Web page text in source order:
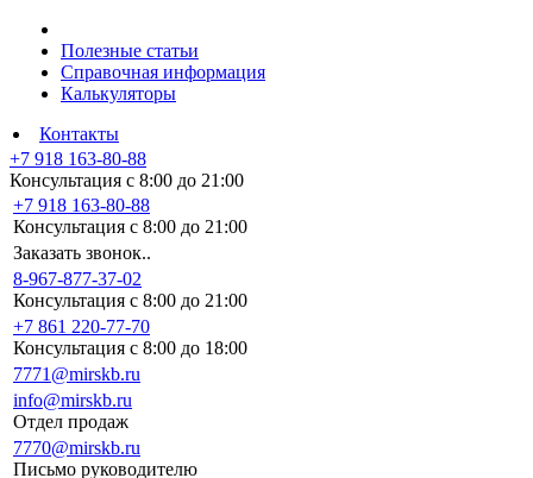
Полезные статьи
Справочная информация
Калькуляторы
Контакты
+7 918 163-80-88
Консультация с 8:00 до 21:00
+7 918 163-80-88
Консультация с 8:00 до 21:00
Заказать звонок..
8-967-877-37-02
Консультация с 8:00 до 21:00
+7 861 220-77-70
Консультация с 8:00 до 18:00
7771@mirskb.ru
info@mirskb.ru
Отдел продаж
7770@mirskb.ru
Письмо руководителю